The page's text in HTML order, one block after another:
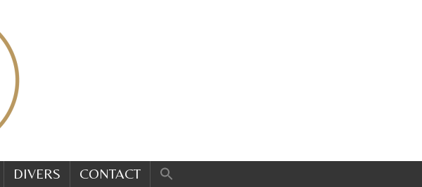
DIVERS CONTACT